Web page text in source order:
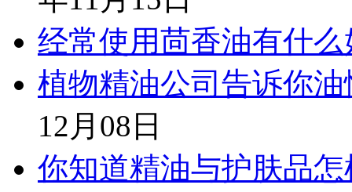
经常使用茴香油有什
植物精油公司告诉你
12月08日
你知道精油与护肤品